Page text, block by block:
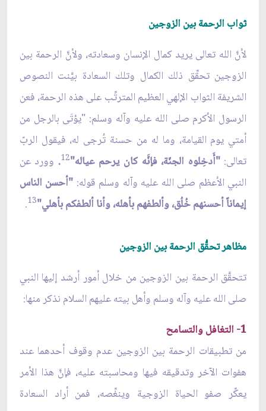
ثواب الرحمة بين الزوجين
لأنَّ الله تعالى يريد كمال الإنسان وسعادته، ولأنَّ الرحمة بين
الزوجين تحقِّق ذلك الكمال وتلك السعادة بيَّنت النصوص
الشريفة الثواب الإلهي العظيم المترتِّب على هذه الرحمة، فعن
الرسول الأكرم صلى الله عليه وآله وسلم: "يؤتَى بالرجل من
أمتي يوم القيامة، وما له من حسنة تُرجى له، فيقول الربّ
تعالى:"أَدخِلوه الجنّة، فإنَّه كان يرحم عياله"12
. وورد عن
النبي الأعظم صلى الله عليه وآله وسلم قوله: "أحسن الناس
إيماناً أحسنهم خُلُق، وألطفهم بأهله، وأنا ألطفكم بأهلي"13
.
مظاهر تحقُّق الرحمة بين الزوجين
تتحقَّق الرحمة بين الزوجين من خلال أمور أرشد إليها النبي
صلى الله عليه وآله وسلم وأهل بيته عليهم السلام نذكر منها:
1- التغافل والتسامح
من تطبيقات الرحمة بين الزوجين عدم وقوف أحدهما عند
هفوات الآخر وتدقيقه فيها ومحاسبته عليه، فإنَّ هذا الأمر
يعكِّر صفو الحياة الزوجية وينغِّصه، فمن أراد السعادة